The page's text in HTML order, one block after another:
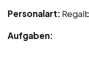
Personalart:
Aufgaben: